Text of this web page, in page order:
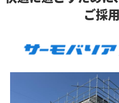
ご採用